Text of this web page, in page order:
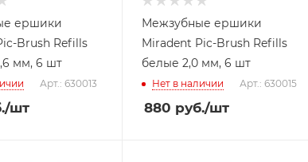
ершики
Brush Refills
мм, 6 шт
Арт.: 630013
/шт
Межзубные ершики
Miradent Pic-Brush Refills
белые 2,0 мм, 6 шт
Нет в наличии Арт.: 630015
880 руб./шт